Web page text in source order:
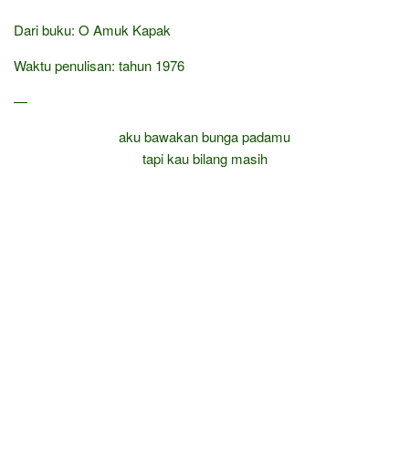
Dari buku: O Amuk Kapak
Waktu penulisan: tahun 1976
—
aku bawakan bunga padamu
tapi kau bilang masih